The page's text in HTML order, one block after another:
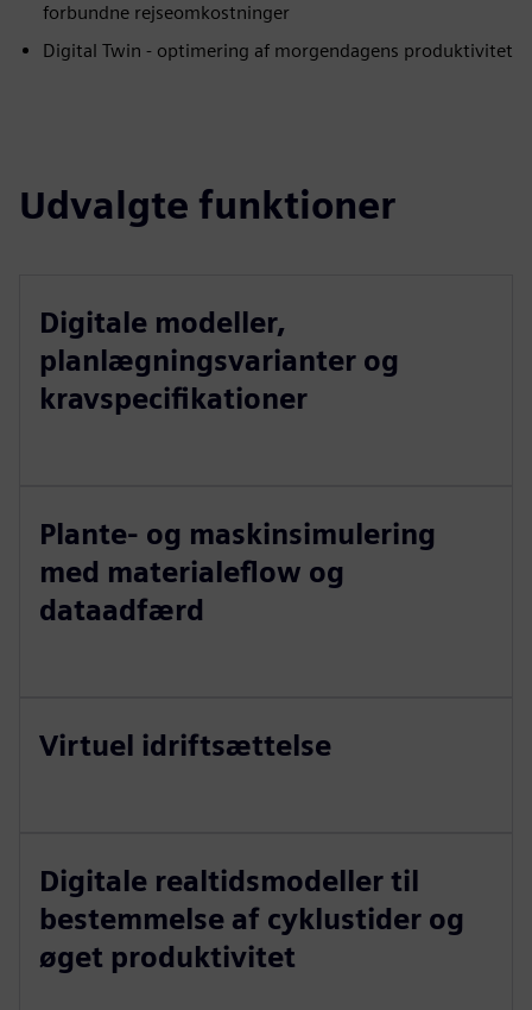
forbundne rejseomkostninger
Digital Twin - optimering af morgendagens produktivitet
Udvalgte funktioner
Digitale modeller,
planlægningsvarianter og
kravspecifikationer
Plante- og maskinsimulering
med materialeflow og
dataadfærd
Virtuel idriftsættelse
Digitale realtidsmodeller til
bestemmelse af cyklustider og
øget produktivitet